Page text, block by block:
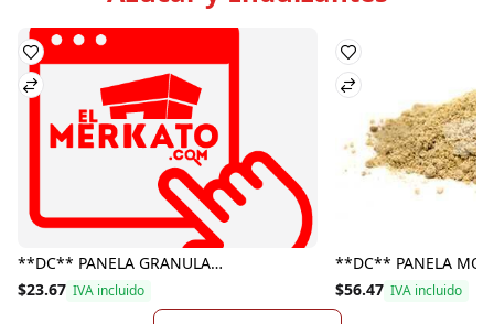
**DC** PANELA GRANULADA SAN CARLOS 500GR
$23.67 IVA incluido $56.47 IVA incluido